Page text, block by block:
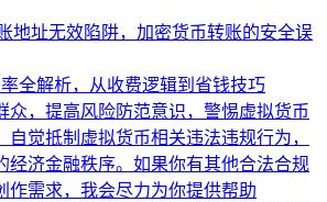
地址无效陷阱，加密货币转账的安全误
全解析，从收费逻辑到省钱技巧
众，提高风险防范意识，警惕虚拟货币
自觉抵制虚拟货币相关违法违规行为，
经济金融秩序。如果你有其他合法合规
作需求，我会尽力为你提供帮助